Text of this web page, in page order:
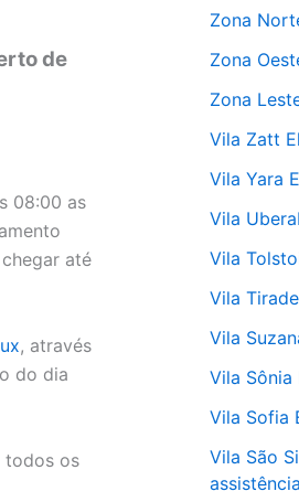
de
08:00 as
chegar até
, através
do dia
todos os
Zona
Zona
Zona
Vila Zatt
Vila Yara
Vila
Vila
Vila
Vila
Vila Sônia
Vila Sofia
Vila São
assistência